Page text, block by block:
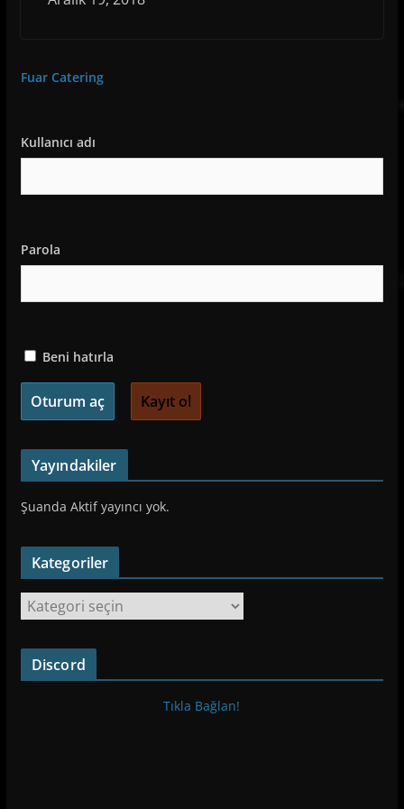
Fuar Catering
Kullanıcı adı
Parola
Beni hatırla
Kayıt ol
Yayındakiler
Şuanda Aktif yayıncı yok.
Kategoriler
a
t
Discord
Tıkla Bağlan!